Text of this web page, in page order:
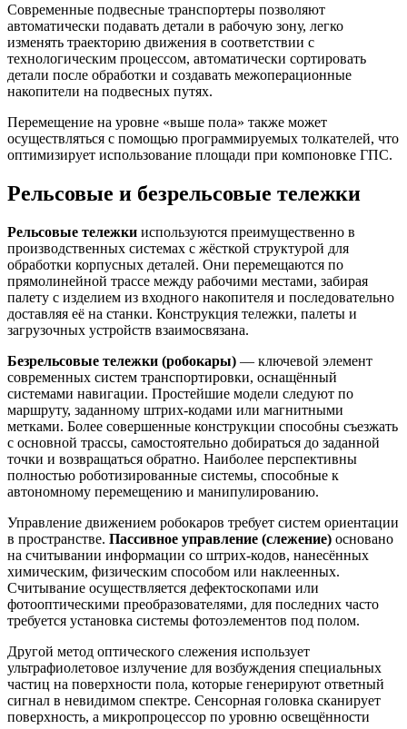
Современные подвесные транспортеры позволяют
автоматически подавать детали в рабочую зону, легко
изменять траекторию движения в соответствии с
технологическим процессом, автоматически сортировать
детали после обработки и создавать межоперационные
накопители на подвесных путях.
Перемещение на уровне «выше пола» также может
осуществляться с помощью программируемых толкателей, что
оптимизирует использование площади при компоновке ГПС.
Рельсовые и безрельсовые тележки
Рельсовые тележки используются преимущественно в
производственных системах с жёсткой структурой для
обработки корпусных деталей. Они перемещаются по
прямолинейной трассе между рабочими местами, забирая
палету с изделием из входного накопителя и последовательно
доставляя её на станки. Конструкция тележки, палеты и
загрузочных устройств взаимосвязана.
Безрельсовые тележки (робокары) — ключевой элемент
современных систем транспортировки, оснащённый
системами навигации. Простейшие модели следуют по
маршруту, заданному штрих-кодами или магнитными
метками. Более совершенные конструкции способны съезжать
с основной трассы, самостоятельно добираться до заданной
точки и возвращаться обратно. Наиболее перспективны
полностью роботизированные системы, способные к
автономному перемещению и манипулированию.
Управление движением робокаров требует систем ориентации
в пространстве. Пассивное управление (слежение) основано
на считывании информации со штрих-кодов, нанесённых
химическим, физическим способом или наклеенных.
Считывание осуществляется дефектоскопами или
фотооптическими преобразователями, для последних часто
требуется установка системы фотоэлементов под полом.
Другой метод оптического слежения использует
ультрафиолетовое излучение для возбуждения специальных
частиц на поверхности пола, которые генерируют ответный
сигнал в невидимом спектре. Сенсорная головка сканирует
поверхность, а микропроцессор по уровню освещённости